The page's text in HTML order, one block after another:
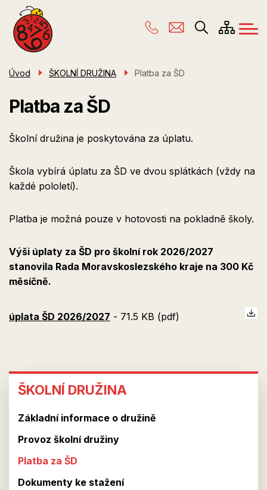
hlavnímu
obsahu
Menu
navigace
ŠKOLA
PRO RODIČE
KONTAKTY
ŠKOLNÍ
DRUŽINA
ŠKOLNÍ DRUŽINA
Základní informace o družině
Provoz školní družiny
Platba za ŠD
Dokumenty ke stažení
Úvod ŠKOLNÍ DRUŽINA Platba za ŠD
Platba za ŠD
Školní družina je poskytována za úplatu.
Škola vybírá úplatu za ŠD ve dvou splátkách (vždy na
každé pololetí).
Platba je možná pouze v hotovosti na pokladně školy.
Výši úplaty za ŠD pro školní rok 2026/2027
stanovila Rada Moravskoslezského kraje na 300 Kč
měsíčně.
úplata ŠD 2026/2027 - 71.5 KB (pdf)